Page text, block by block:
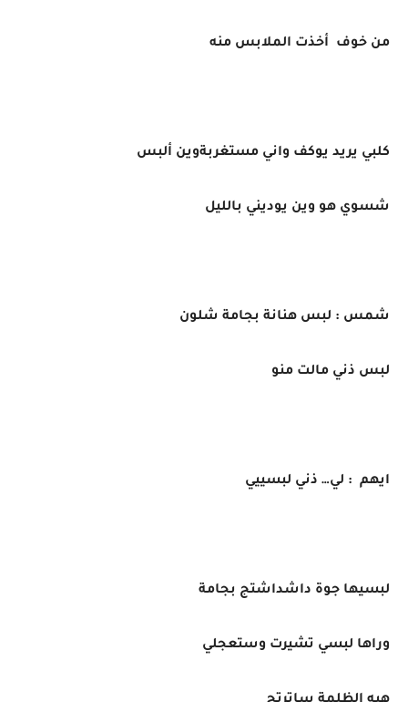
من خوف أخذت الملابس منه
كلبي يريد يوكف واني مستغربةوين ألبس
شسوي هو وين يوديني بالليل
شمس : لبس هنانة بجامة شلون
لبس ذني مالت منو
ايهم : لي… ذني لبسييي
لبسيها جوة داشداشتج بجامة
وراها لبسي تشيرت وستعجلي